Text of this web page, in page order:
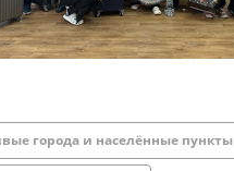
города и населённые пункты